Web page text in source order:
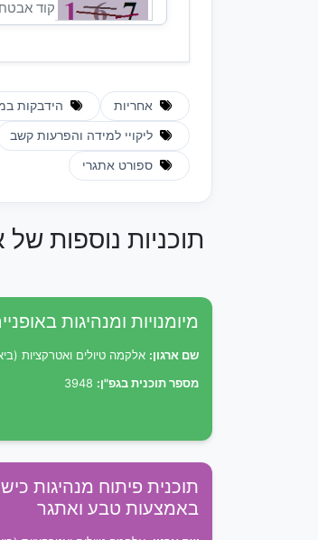
אחריות הידבקות
ליקויי למידה והפרעות קשב
ספורט אתגרי
תוכניות נוספות
מיומנויות ומנהיגות
שם ארגון: אלקמה טיולים ואטרקציות
מספר תוכנית בגפ"ן:
תוכנית פיתוח מנהיגות
באמצעות טבע ואתגר